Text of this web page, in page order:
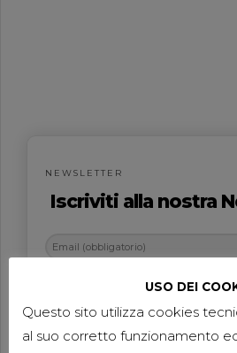
NEWSLETTER
Iscriviti alla nostra
USO DEI
Questo sito utilizza cookies
al suo corretto funzionamento